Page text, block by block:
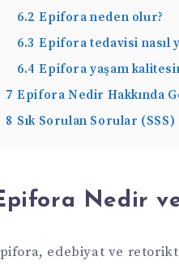
6.2 Epifora neden olur?
6.3 Epifora tedavisi nasıl
6.4 Epifora yaşam
7 Epifora Nedir Hakkında
8 Sık Sorulan Sorular (SSS)
Nedir
edebiyat ve